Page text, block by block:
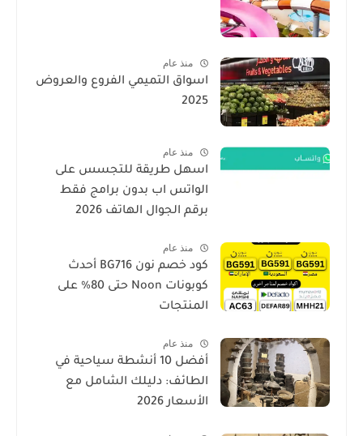
منذ عام
اسواق التميمي الفروع والعروض
2025
منذ عام
اسهل طريقة للتجسس على
الواتس اب بدون برامج فقط
برقم الجوال الهاتف 2026
منذ عام
كود خصم نون BG716 أحدث
كوبونات Noon حتى 80% على
المنتجات
منذ عام
أفضل 10 أنشطة سياحية في
الطائف: دليلك الشامل مع
الأسعار 2026